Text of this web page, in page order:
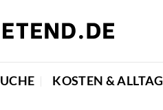
KOSTEN & ALLTAG